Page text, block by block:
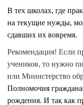
В тех школах, где
на текущие нужды,
сдавших их вовремя.
Рекомендация! Если
учеников, то нужно
или Министерство
Полномочия
рождения. И так как